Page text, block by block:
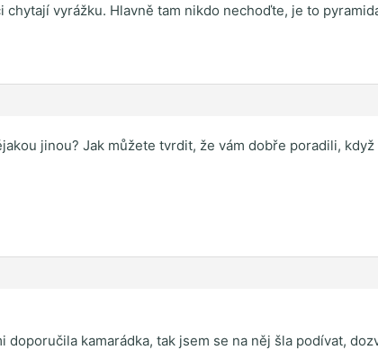
vyrážku. Hlavně tam nikdo nechoďte, je to
jinou? Jak můžete tvrdit, že vám dobře poradili,
kamarádka, tak jsem se na něj šla podívat,